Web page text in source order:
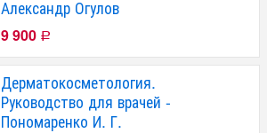
Александр Огулов
9 900 Р
Дерматокосметология.
Руководство для врачей -
Пономаренко И. Г.